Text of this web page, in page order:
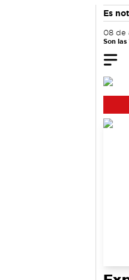
Es
08 de
Son las